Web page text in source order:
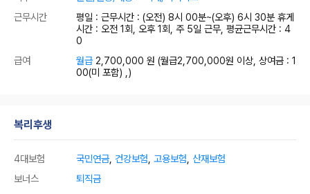
근무시간
평일 : 근무시간 : (오전) 8시 00분~(오후) 6시 30분 휴게
시간 : 오전 1회, 오후 1회, 주 5일 근무, 평균근무시간 : 4
0
급여
월급 2,700,000 원 (월급2,700,000원 이상, 상여금 : 1
00(미 포함) ,)
복리후생
4대보험 국민연금 건강보험 고용보험 산재보험
보너스
퇴직금